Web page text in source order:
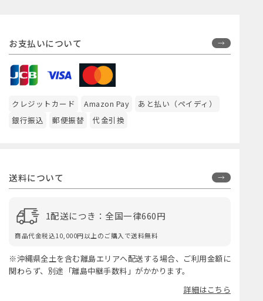
お支払いについて
クレジットカード Amazon Pay
あと払い（ペイディ）
銀行振込
郵便振替 代金引換
送料について
1配送につき：全国一律660円
商品代金税込10,000円以上のご購入で送料無料
※沖縄県全土を含む離島エリアへ配送する場合、ご利用金額に
関わらず、別途「離島中継手数料」がかかります。
詳細はこちら